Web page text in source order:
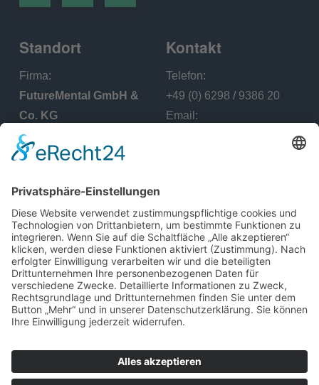
Standort
Firma:
FutureMental GmbH &
Co. KG
Office - Adresse:
Lerchenstraße 17, 74259
Kontakt
Telefon:
+49 (0) 6298 / 9386 20
Email:
Menü
Home
Get Started
Kontakt
Preise
Produktvorstellung
Datenschutzerklärung